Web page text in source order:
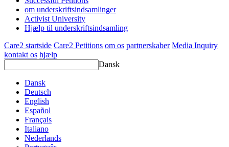
om underskriftsindsamlinger
Activist University
Hjælp til underskriftsindsamling
Care2 startside Care2 Petitions om os partnerskaber Media Inquiry
kontakt os hjælp
Dansk
Dansk
Deutsch
English
Español
Français
Italiano
Nederlands